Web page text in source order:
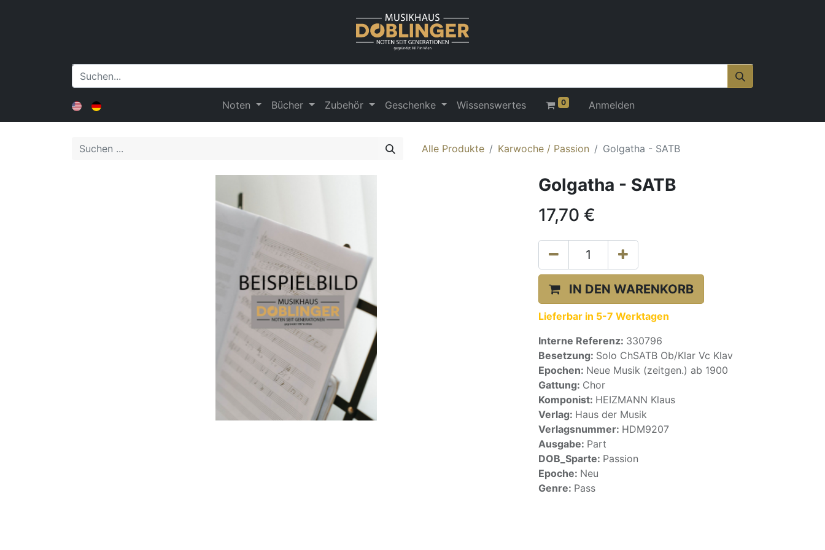
Noten Bücher Zubehör Geschenke Wissenswertes 0 Anmelden
Alle Produkte Karwoche / Passion Golgatha - SATB
Golgatha - SATB
17,70 €
IN DEN WARENKORB
Lieferbar in 5-7 Werktagen
Interne Referenz: 330796
Besetzung: Solo ChSATB Ob/Klar Vc Klav
Epochen: Neue Musik (zeitgen.) ab 1900
Gattung: Chor
Komponist: HEIZMANN Klaus
Verlag: Haus der Musik
Verlagsnummer: HDM9207
Ausgabe: Part
DOB_Sparte: Passion
Epoche: Neu
Genre: Pass